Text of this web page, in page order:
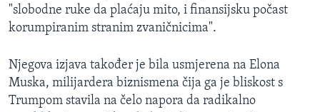
"slobodne ruke da plaćaju mito, i finansijsku počast
korumpiranim stranim zvaničnicima".
Njegova izjava također je bila usmjerena na Elona
Muska, milijardera biznismena čija ga je bliskost s
Trumpom stavila na čelo napora da radikalno